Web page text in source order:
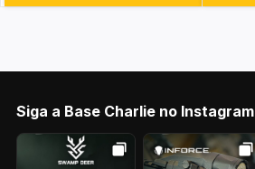
Siga a Base Charlie no Instagram